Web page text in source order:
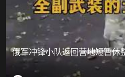
俄军冲锋小队返回营地短暂休